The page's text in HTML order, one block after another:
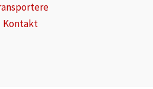
Kontakt